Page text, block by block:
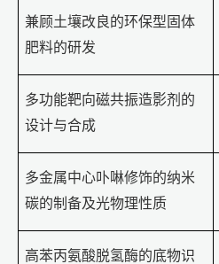
兼顾土壤改良的环保型固体
肥料的研发
多功能靶向磁共振造影剂的
设计与合成
多金属中心卟啉修饰的纳米
碳的制备及光物理性质
高苯丙氨酸脱氢酶的底物识